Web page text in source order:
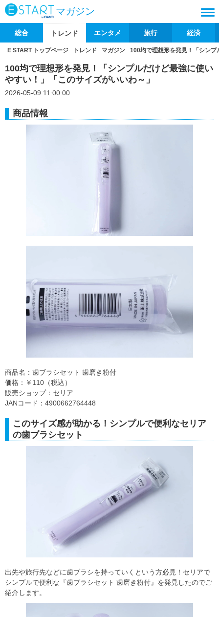
マガジン
総合 トレンド エンタメ 旅行 経済
E START トップページ トレンド マガジン 100均で理想形を発見！「シン
100均で理想形を発見！「シンプルだけど最強に使い
やすい！」「このサイズがいいわ～」
2026-05-09 11:00:00
商品情報
商品名：歯ブラシセット 歯磨き粉付
価格：￥110（税込）
販売ショップ：セリア
JANコード：4900662764448
このサイズ感が助かる！シンプルで便利なセリア
の歯ブラシセット
出先や旅行先などに歯ブラシを持っていくという方必見！セリアで
シンプルで便利な『歯ブラシセット 歯磨き粉付』を発見したのでご
紹介します。